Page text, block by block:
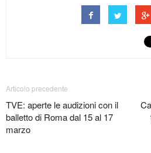
Articolo precedente
TVE: aperte le audizioni con il
balletto di Roma dal 15 al 17
marzo